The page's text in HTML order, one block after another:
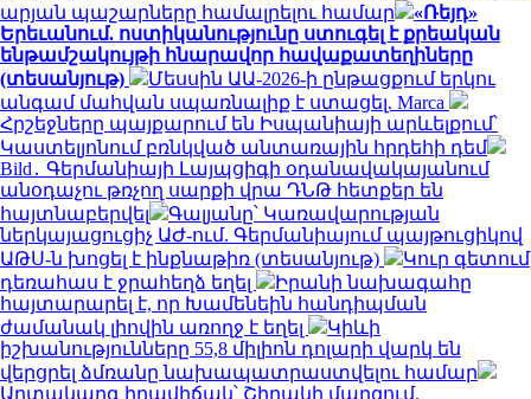
արյան պաշարները համալրելու համար
«Ռեյդ»
Երեւանում. ոստիկանությունը ստուգել է քրեական
ենթամշակույթի հնարավոր հավաքատեղիները
(տեսանյութ)
Մեսսին ԱԱ-2026-ի ընթացքում երկու
անգամ մահվան սպառնալիք է ստացել. Marca
Հրշեջները պայքարում են Իսպանիայի արևելքում՝
Կաստելյոնում բռնկված անտառային հրդեհի դեմ
Bild․ Գերմանիայի Լայպցիգի օդանավակայանում
անօդաչու թռչող սարքի վրա ԴՆԹ հետքեր են
հայտնաբերվել
Գալյանը՝ Կառավարության
ներկայացուցիչ ԱԺ-ում. Գերմանիայում պայթուցիկով
ԱԹՍ-ն խոցել է ինքնաթիռ (տեսանյութ)
Կուր գետում
դեռահաս է ջրահեղձ եղել
Իրանի նախագահը
հայտարարել է, որ Խամենեին հանդիպման
ժամանակ լիովին առողջ է եղել
Կիևի
իշխանությունները 55,8 միլիոն դոլարի վարկ են
վերցրել ձմռանը նախապատրաստվելու համար
Արտակարգ իրավիճակ՝ Շիրակի մարզում.